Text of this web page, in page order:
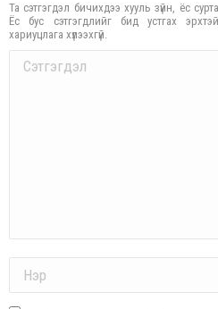
Та сэтгэгдэл бичихдээ хууль зүйн, ёс
Ёс бус сэтгэгдлийг бид устгах
хариуцлага хүлээхгүй.
Comment